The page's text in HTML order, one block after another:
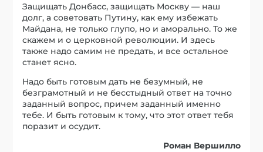
Защищать Донбасс, защищать Москву — наш
долг, а советовать Путину, как ему избежать
Майдана, не только глупо, но и аморально. То же
скажем и о церковной революции. И здесь
также надо самим не предать, и все остальное
станет ясно.
Надо быть готовым дать не безумный, не
безграмотный и не бесстыдный ответ на точно
заданный вопрос, причем заданный именно
тебе. И быть готовым к тому, что этот ответ тебя
поразит и осудит.
Роман Вершилло